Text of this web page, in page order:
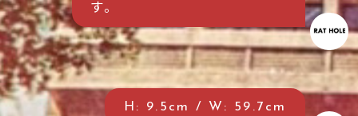
す。
H: 9.5cm / W: 59.7cm